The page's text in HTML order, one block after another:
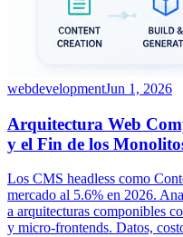
webdevelopmentJun 1, 2026
Arquitectura Web
y el Fin de los
Los CMS headless como
mercado al 5.6% en 2026.
a arquitecturas componibles
y micro-frontends. Datos,